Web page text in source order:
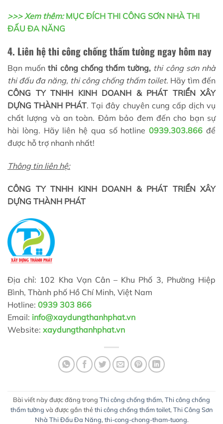
>>> Xem thêm: MỤC ĐÍCH THI CÔNG SƠN NHÀ THI
ĐẤU ĐA NĂNG
4. Liên hệ thi công chống thấm tường ngay hôm nay
Bạn muốnthi công chống thấm tường, thi công sơn nhà
thi đấu đa năng, thi công chống thấm toilet. Hãy tìm đến
CÔNG TY TNHH KINH DOANH & PHÁT TRIỂN XÂY
DỰNG THÀNH PHÁT. Tại đây chuyên cung cấp dịch vụ
chất lượng và an toàn. Đảm bảo đem đến cho bạn sự
hài lòng. Hãy liên hệ qua số hotline0939.303.866 để
được hỗ trợ nhanh nhất!
Thông tin liên hệ:
CÔNG TY TNHH KINH DOANH & PHÁT TRIỂN XÂY
DỰNG THÀNH PHÁT
Địa chỉ: 102 Kha Vạn Cân – Khu Phố 3, Phường Hiệp
Bình, Thành phố Hồ Chí Minh, Việt Nam
Hotline: 0939 303 866
Email: info@xaydungthanhphat.vn
Website: xaydungthanhphat.vn
Bài viết này được đăng trong Thi công chống thấm, Thi công chống
thấm tường và được gắn thẻthi công chống thấm toilet, Thi Công Sơn
Nhà Thi Đấu Đa Năng, thi-cong-chong-tham-tuong.